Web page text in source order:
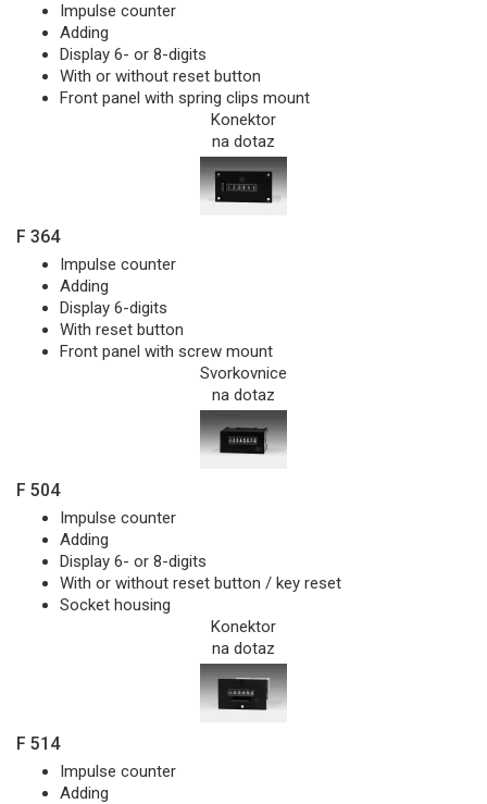
Impulse counter
Adding
Display 6- or 8-digits
With or without reset button
Front panel with spring clips mount
Konektor
na dotaz
F 364
Impulse counter
Adding
Display 6-digits
With reset button
Front panel with screw mount
Svorkovnice
na dotaz
F 504
Impulse counter
Adding
Display 6- or 8-digits
With or without reset button / key reset
Socket housing
Konektor
na dotaz
F 514
Impulse counter
Adding